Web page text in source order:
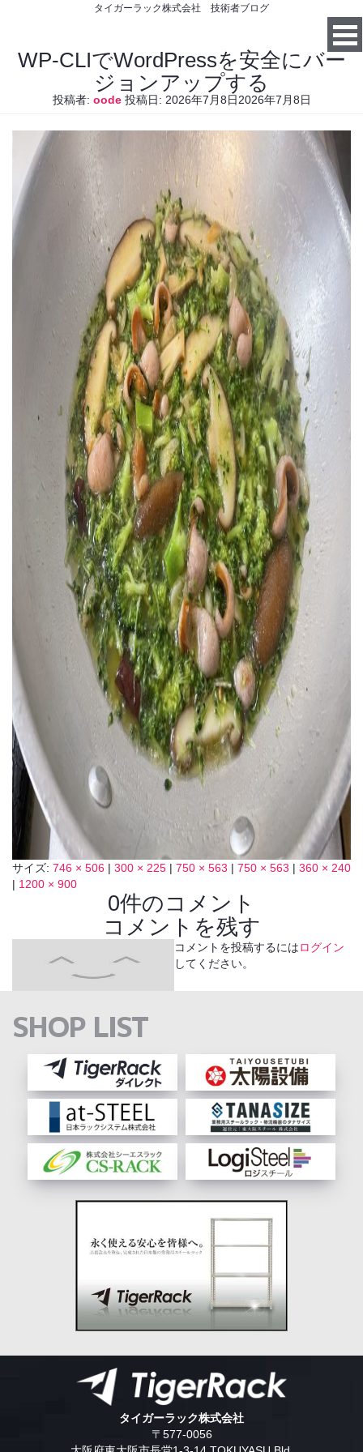
タイガーラック株式会社 技術者ブログ
WP-CLIでWordPressを安全にバー
ジョンアップする
投稿者: oode投稿日: 2026年7月8日2026年7月8日
サイズ: 746 × 506 | 300 × 225 | 750 × 563 | 750 × 563 | 360 × 240
| 1200 × 900
0件のコメント
コメントを残す
コメントを投稿するにはログイン
してください。
SHOP LIST
タイガーラック株式会社
〒577-0056